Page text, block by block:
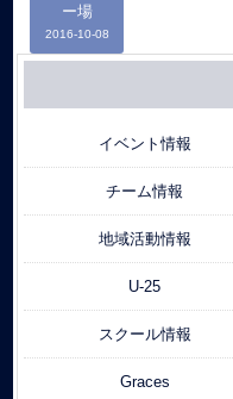
ー場
2016-10-08
イベント情報
チーム情報
地域活動情報
U-25
スクール情報
Graces